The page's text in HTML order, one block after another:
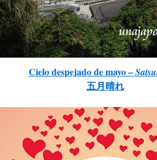
Cielo despejado de mayo –
五月晴れ